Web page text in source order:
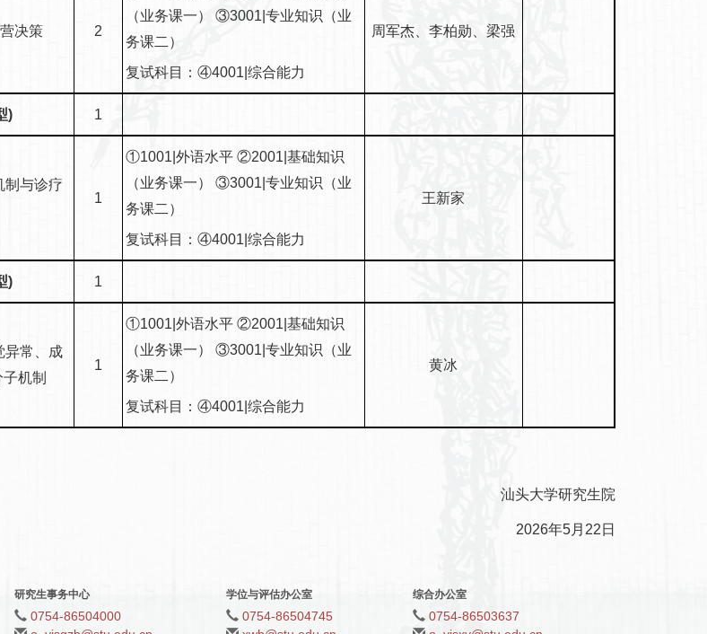
决策 2
（业务课一） ③3001|专业知识（业
务课二）
复试科目：④4001|综合能力
周军杰、李柏勋、梁强
) 1
制与诊疗
1
①1001|外语水平 ②2001|基础知识
（业务课一） ③3001|专业知识（业
务课二）
复试科目：④4001|综合能力
王新家
) 1
异常、成
机制
1
①1001|外语水平 ②2001|基础知识
（业务课一） ③3001|专业知识（业
务课二）
复试科目：④4001|综合能力
黄冰
汕头大学研究生院
2026年5月22日
研究生事务中心
0754-86504000
学位与评估办公室
0754-86504745
综合办公室
0754-86503637